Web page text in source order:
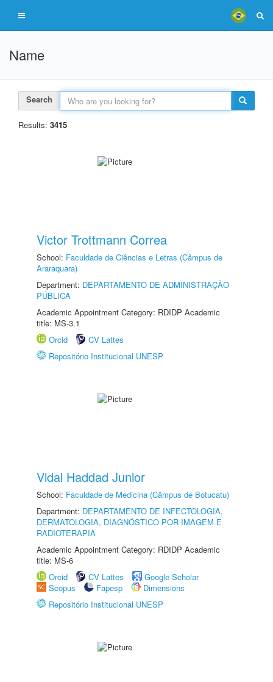
Name
Search
Results: 3415
Victor Trottmann Correa
School: Faculdade de Ciências e Letras (Câmpus de
Araraquara)
Department: DEPARTAMENTO DE ADMINISTRAÇÃO
PÚBLICA
Academic Appointment Category: RDIDP Academic
title: MS-3.1
Orcid
CV Lattes
Repositório Institucional UNESP
Vidal Haddad Junior
School: Faculdade de Medicina (Câmpus de Botucatu)
Department: DEPARTAMENTO DE INFECTOLOGIA,
DERMATOLOGIA, DIAGNÓSTICO POR IMAGEM E
RADIOTERAPIA
Academic Appointment Category: RDIDP Academic
title: MS-6
Orcid
CV Lattes
Google Scholar
Scopus
Fapesp
Dimensions
Repositório Institucional UNESP